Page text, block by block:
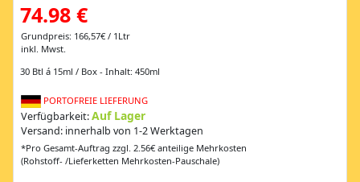
74.98 €
Grundpreis: 166,57€ / 1Ltr
inkl. Mwst.
30 Btl á 15ml / Box - Inhalt: 450ml
PORTOFREIE LIEFERUNG
Verfügbarkeit:Auf Lager
Versand: innerhalb von 1-2 Werktagen
*Pro Gesamt-Auftrag zzgl. 2.56€ anteilige Mehrkosten
(Rohstoff- /Lieferketten Mehrkosten-Pauschale)